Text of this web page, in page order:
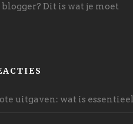
Dit is wat je moet
uitgaven: wat is